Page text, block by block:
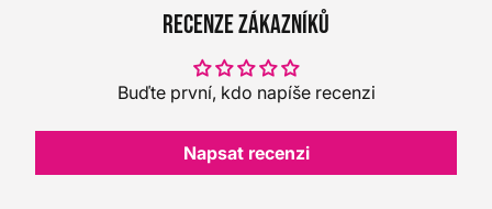
Recenze zákazníků
Buďte první, kdo napíše recenzi
Napsat recenzi